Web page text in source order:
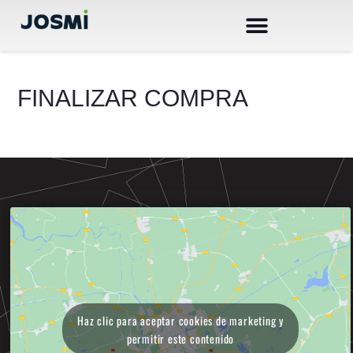
FINALIZAR COMPRA
Haz clic para aceptar cookies de marketing y
permitir este contenido